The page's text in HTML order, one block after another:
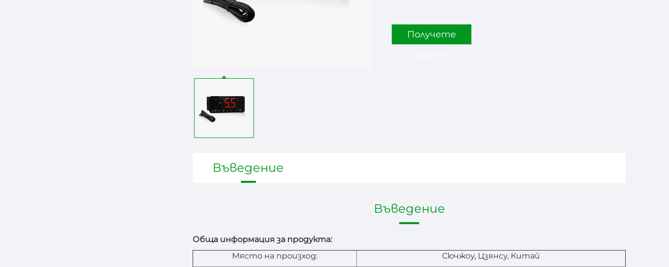
Получете
Въведение
Въведение
Обща информация за продукта:
Място на произход:
Сючжоу, Цзянсу, Китай